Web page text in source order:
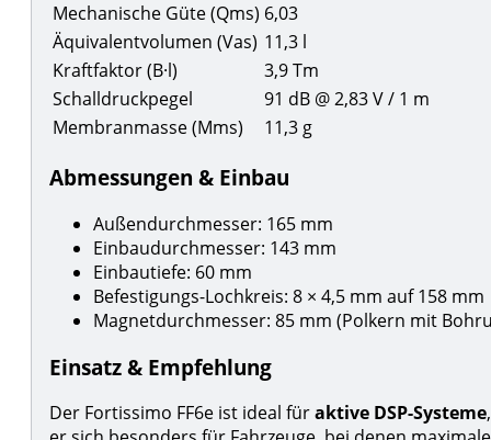
Mechanische Güte (Qms) 6,03
Äquivalentvolumen (Vas) 11,3 l
Kraftfaktor (B·l)
3,9 Tm
Schalldruckpegel
91 dB @ 2,83 V / 1 m
Membranmasse (Mms)
11,3 g
Abmessungen & Einbau
Außendurchmesser: 165 mm
Einbaudurchmesser: 143 mm
Einbautiefe: 60 mm
Befestigungs-Lochkreis: 8 × 4,5 mm auf 158 mm
Magnetdurchmesser: 85 mm (Polkern mit
Einsatz & Empfehlung
Der Fortissimo FF6e ist ideal füraktive DSP-Systeme